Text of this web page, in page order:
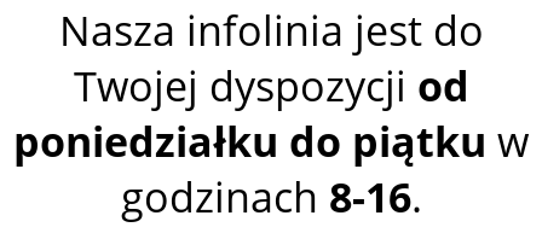
Nasza infolinia jest do
Twojej dyspozycji od
poniedziałku do piątku w
godzinach 8-16.